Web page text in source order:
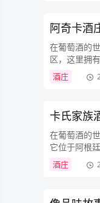
阿奇卡酒
在葡萄酒的
区，这里拥
同时较大的
酒庄
卡氏家族
在葡萄酒的
它位于阿根
提供了绝佳
酒庄